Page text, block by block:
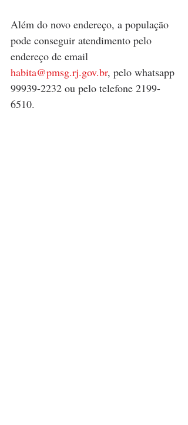
Além do novo endereço, a população
pode conseguir atendimento pelo
endereço de email
habita@pmsg.rj.gov.br, pelo whatsapp
99939-2232 ou pelo telefone 2199-
6510.